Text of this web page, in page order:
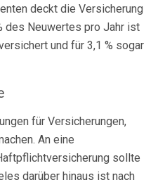
deckt die Versicherung
des Neuwertes pro Jahr ist
und für 3,1 % sogar
für Versicherungen,
An eine
sollte
darüber hinaus ist nach